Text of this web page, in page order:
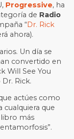
Progressive, ha
de Radio
“Dr. Rick
ahora).
Un día se
convertido en
Will See You
Rick.
actúes como
cualquiera que
libro más